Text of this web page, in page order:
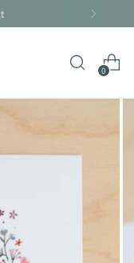
4-10 Tage
0